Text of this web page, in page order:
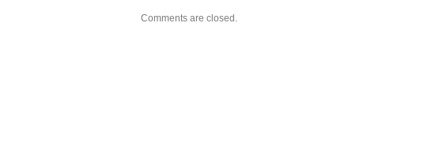
Comments are closed.